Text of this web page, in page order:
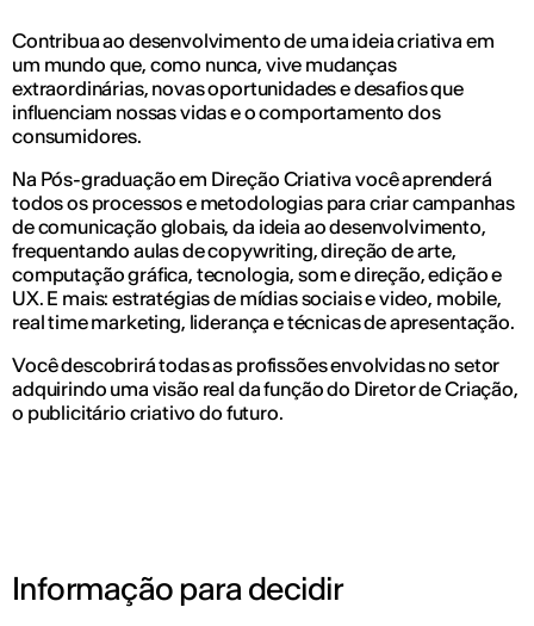
Contribua ao desenvolvimento de uma ideia criativa em
um mundo que, como nunca, vive mudanças
extraordinárias, novas oportunidades e desafios que
influenciam nossas vidas e o comportamento dos
consumidores.
Na Pós-graduação em Direção Criativa você aprenderá
todos os processos e metodologias para criar campanhas
de comunicação globais, da ideia ao desenvolvimento,
frequentando aulas de copywriting, direção de arte,
computação gráfica, tecnologia, som e direção, edição e
UX. E mais: estratégias de mídias sociais e video, mobile,
real time marketing, liderança e técnicas de apresentação.
Você descobrirá todas as profissões envolvidas no setor
adquirindo uma visão real da função do Diretor de Criação,
o publicitário criativo do futuro.
Informação para decidir